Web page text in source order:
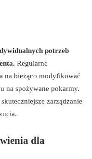
potrzeb
Regularne
na bieżąco modyfikować
na spożywane pokarmy.
zarządzanie
dla